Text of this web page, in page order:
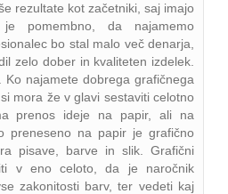
rezultate kot začetniki, saj imajo
pomembno, da najamemo
bo stal malo več denarja,
zelo dober in kvaliteten izdelek.
najamete dobrega grafičnega
mora že v glavi sestaviti celotno
prenos ideje na papir, ali na
preneseno na papir je grafično
pisave, barve in slik. Grafični
v eno celoto, da je naročnik
zakonitosti barv, ter vedeti kaj